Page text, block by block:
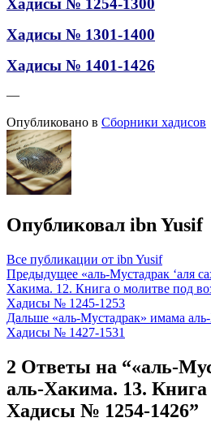
Хадисы № 1254-1300
Хадисы № 1301-1400
Хадисы № 1401-1426
—
Опубликовано в Сборники хадисов
Опубликовал ibn Yusif
Все публикации от ibn Yusif
Навигация
по
записям
Предыдущее «аль-Мустадрак ‘аля
Хакима. 12. Книга о молитве под
Хадисы № 1245-1253
Дальше «аль-Мустадрак» имама
Хадисы № 1427-1531
2 Ответы на “«аль-
аль-Хакима. 13. Книга
Хадисы № 1254-1426”